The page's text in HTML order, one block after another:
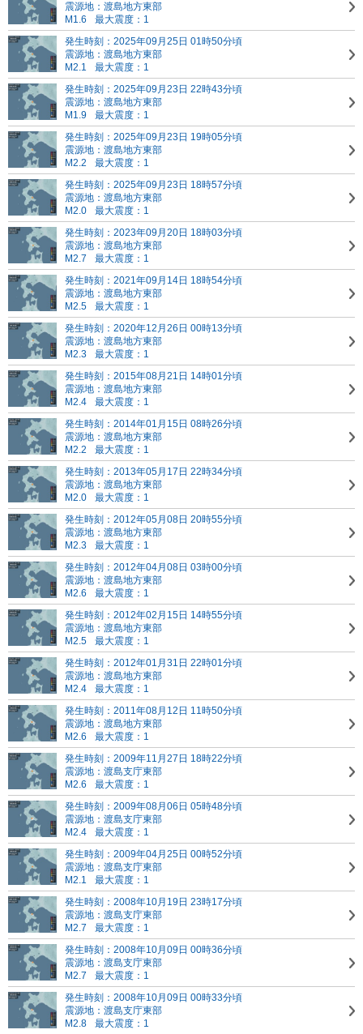
震源地：渡島地方東部
M1.6
最大震度：1
発生時刻：2025年09月25日 01時50分頃
震源地：渡島地方東部
M2.1
最大震度：1
発生時刻：2025年09月23日 22時43分頃
震源地：渡島地方東部
M1.9
最大震度：1
発生時刻：2025年09月23日 19時05分頃
震源地：渡島地方東部
M2.2
最大震度：1
発生時刻：2025年09月23日 18時57分頃
震源地：渡島地方東部
M2.0
最大震度：1
発生時刻：2023年09月20日 18時03分頃
震源地：渡島地方東部
M2.7
最大震度：1
発生時刻：2021年09月14日 18時54分頃
震源地：渡島地方東部
M2.5
最大震度：1
発生時刻：2020年12月26日 00時13分頃
震源地：渡島地方東部
M2.3
最大震度：1
発生時刻：2015年08月21日 14時01分頃
震源地：渡島地方東部
M2.4
最大震度：1
発生時刻：2014年01月15日 08時26分頃
震源地：渡島地方東部
M2.2
最大震度：1
発生時刻：2013年05月17日 22時34分頃
震源地：渡島地方東部
M2.0
最大震度：1
発生時刻：2012年05月08日 20時55分頃
震源地：渡島地方東部
M2.3
最大震度：1
発生時刻：2012年04月08日 03時00分頃
震源地：渡島地方東部
M2.6
最大震度：1
発生時刻：2012年02月15日 14時55分頃
震源地：渡島地方東部
M2.5
最大震度：1
発生時刻：2012年01月31日 22時01分頃
震源地：渡島地方東部
M2.4
最大震度：1
発生時刻：2011年08月12日 11時50分頃
震源地：渡島地方東部
M2.6
最大震度：1
発生時刻：2009年11月27日 18時22分頃
震源地：渡島支庁東部
M2.6
最大震度：1
発生時刻：2009年08月06日 05時48分頃
震源地：渡島支庁東部
M2.4
最大震度：1
発生時刻：2009年04月25日 00時52分頃
震源地：渡島支庁東部
M2.1
最大震度：1
発生時刻：2008年10月19日 23時17分頃
震源地：渡島支庁東部
M2.7
最大震度：1
発生時刻：2008年10月09日 00時36分頃
震源地：渡島支庁東部
M2.7
最大震度：1
発生時刻：2008年10月09日 00時33分頃
震源地：渡島支庁東部
M2.8
最大震度：1